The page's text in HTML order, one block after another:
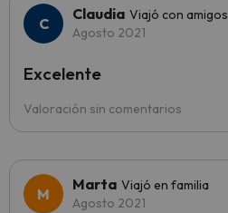
Claudia Viajó con amigos
Agosto 2021
Valoración sin comentarios
Excelente
Marta Viajó en familia
Agosto 2021